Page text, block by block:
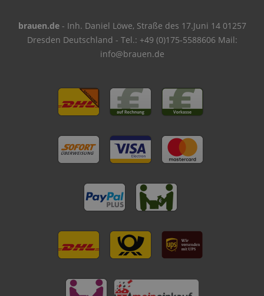
brauen.de- Inh. Daniel Löwe, Straße des 17.Juni 14 01257
Dresden Deutschland - Tel.: +49 (0)175-5588606 Mail:
info@brauen.de